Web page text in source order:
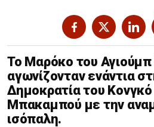
Το Μαρόκο του
αγωνίζονταν ενάντια
Δημοκρατία του Κονγκό
Μπακαμπού με την
ισόπαλη.